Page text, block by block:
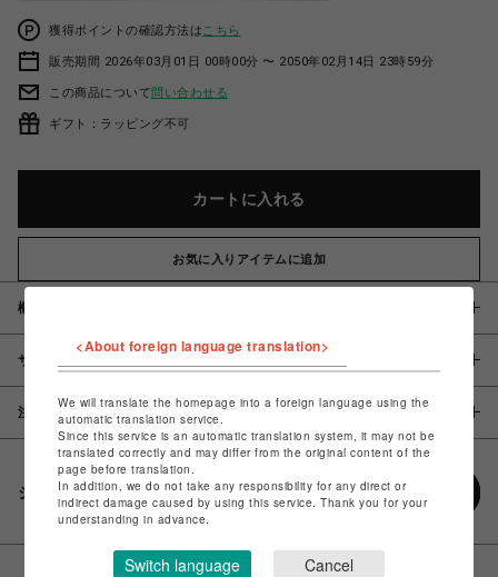
獲得ポイントの確認方法は こちら
販売期間 2026年03月01日 00時00分 〜 2050年02月14日 23時59分
この商品について問い合わせる
ギフト：ラッピング不可
カートに入れる
お気に入りアイテムに追加
概要
サイズ
注意事項
シェアする
<About foreign language translation>
We will translate the homepage into a foreign language using the
automatic translation service.
Since this service is an automatic translation system, it may not be
translated correctly and may differ from the original content of the
page before translation.
In addition, we do not take any responsibility for any direct or
indirect damage caused by using this service. Thank you for your
understanding in advance.
Switch language Cancel